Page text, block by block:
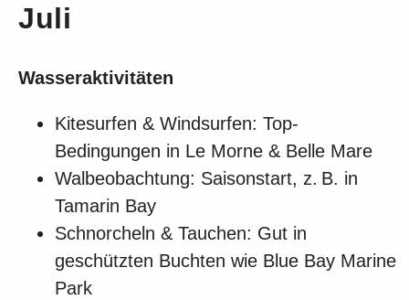
Juli
Wasseraktivitäten
Kitesurfen & Windsurfen: Top-
Bedingungen in Le Morne & Belle Mare
Walbeobachtung: Saisonstart, z. B. in
Tamarin Bay
Schnorcheln & Tauchen: Gut in
geschützten Buchten wie Blue Bay Marine
Park